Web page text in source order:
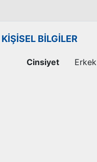
KİŞİSEL BİLGİLER
Cinsiyet Erkek